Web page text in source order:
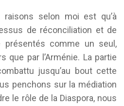
raisons selon moi est qu’à
de réconciliation et de
présentés comme un seul,
que par l’Arménie. La partie
jusqu’au bout cette
penchons sur la médiation
le rôle de la Diaspora, nous